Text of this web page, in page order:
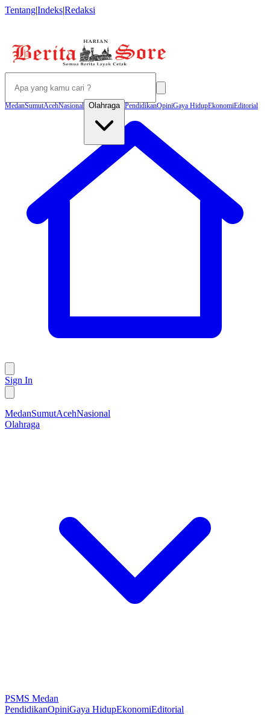
Tentang|Indeks|Redaksi
MedanSumutAcehNasional Olahraga PendidikanOpiniGaya HidupEkonomiEditorial
Sign In
MedanSumutAcehNasional
Olahraga
PSMS Medan
PendidikanOpiniGaya HidupEkonomiEditorial